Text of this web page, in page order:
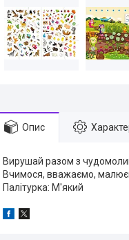
Опис
Вирушай разом з
Вчимося, вважаємо,
Палітурка: М'який